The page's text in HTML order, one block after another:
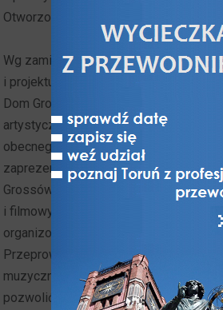
Otworzono go po odbudowie w
Wg zamierzeń nowego właściciela -
i projektu finansowego, na który
Dom Grossówny ma być miejscem
artystycznej oraz prezentacji
obecnego województwa kujawsko-
zaprezentowane zostaną osiągnięcia
Grossówny, ale również innych
i filmowych naszego województwa. W
organizowane również konferencje i
Przeprowadzane będą tu warsztaty
muzyczne czy różne zajęcia z
pozwolić na współpracę także z